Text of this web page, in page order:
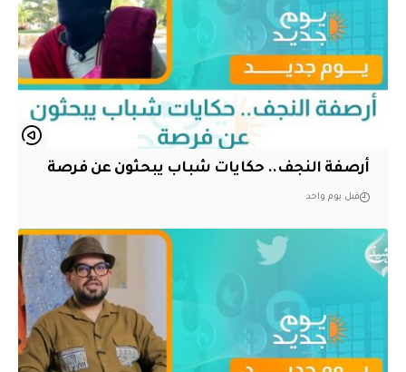
أرصفة النجف.. حكايات شباب يبحثون عن فرصة
قبل يوم واحد